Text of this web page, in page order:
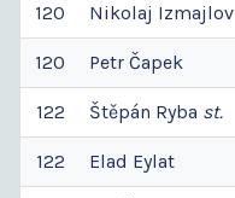
120 Nikolaj Izmajlov
120 Petr Čapek
122 Štěpán Ryba st.
122 Elad Eylat